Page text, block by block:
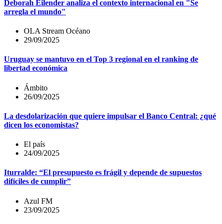
Deborah Eilender analiza el contexto internacional en "Se
arregla el mundo"
OLA Stream Océano
29/09/2025
Uruguay se mantuvo en el Top 3 regional en el ranking de
libertad económica
Ámbito
26/09/2025
La desdolarización que quiere impulsar el Banco Central: ¿qué
dicen los economistas?
El país
24/09/2025
Iturralde: “El presupuesto es frágil y depende de supuestos
difíciles de cumplir”
Azul FM
23/09/2025